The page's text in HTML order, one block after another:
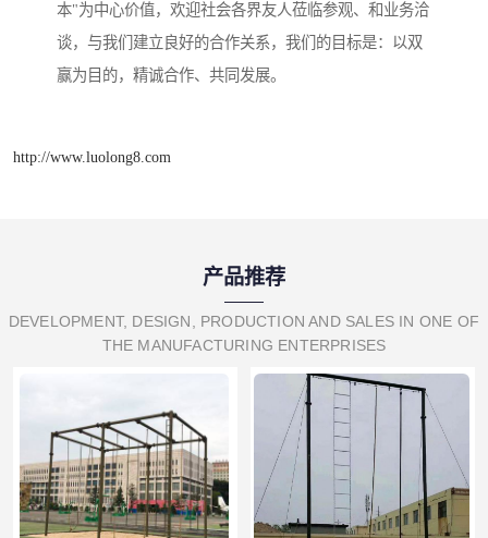
本"为中心价值，欢迎社会各界友人莅临参观、和业务洽
谈，与我们建立良好的合作关系，我们的目标是：以双
赢为目的，精诚合作、共同发展。
http://www.luolong8.com
产品推荐
DEVELOPMENT, DESIGN, PRODUCTION AND SALES IN ONE OF
THE MANUFACTURING ENTERPRISES